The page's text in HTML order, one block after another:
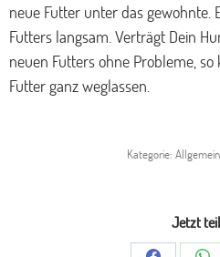
neue Futter unter das gewohnte.
Futters langsam. Verträgt Dein
neuen Futters ohne Probleme,
Futter ganz weglassen.
Kategorie: Allgemein
Jetzt